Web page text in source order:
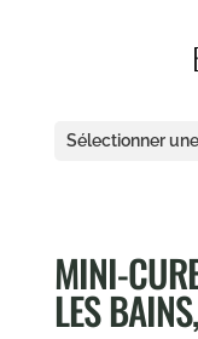
Sélectionner
MINI-
LES